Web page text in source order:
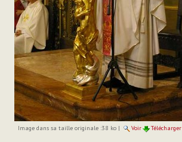
Image dans sa taille originale :38 ko| Voir Télécharger